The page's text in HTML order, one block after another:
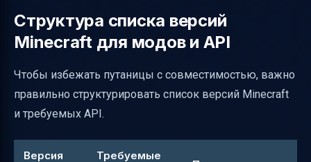
Структура списка версий
Minecraft для модов и API
Чтобы избежать путаницы с совместимостью, важно
правильно структурировать список версий Minecraft
и требуемых API.
Версия
Требуемые